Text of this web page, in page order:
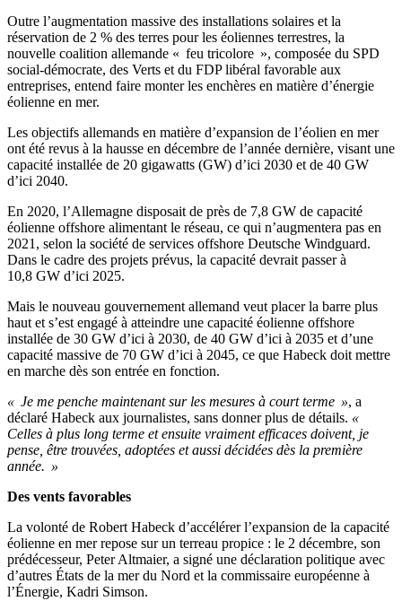
Outre l’augmentation massive des installations solaires et la
réservation de 2 % des terres pour les éoliennes terrestres, la
nouvelle coalition allemande « feu tricolore », composée du SPD
social-démocrate, des Verts et du FDP libéral favorable aux
entreprises, entend faire monter les enchères en matière d’énergie
éolienne en mer.
Les objectifs allemands en matière d’expansion de l’éolien en mer
ont été revus à la hausse en décembre de l’année dernière, visant une
capacité installée de 20 gigawatts (GW) d’ici 2030 et de 40 GW
d’ici 2040.
En 2020, l’Allemagne disposait de près de 7,8 GW de capacité
éolienne offshore alimentant le réseau, ce qui n’augmentera pas en
2021, selon la société de services offshore Deutsche Windguard.
Dans le cadre des projets prévus, la capacité devrait passer à
10,8 GW d’ici 2025.
Mais le nouveau gouvernement allemand veut placer la barre plus
haut et s’est engagé à atteindre une capacité éolienne offshore
installée de 30 GW d’ici à 2030, de 40 GW d’ici à 2035 et d’une
capacité massive de 70 GW d’ici à 2045, ce que Habeck doit mettre
en marche dès son entrée en fonction.
« Je me penche maintenant sur les mesures à court terme », a
déclaré Habeck aux journalistes, sans donner plus de détails. «
Celles à plus long terme et ensuite vraiment efficaces doivent, je
pense, être trouvées, adoptées et aussi décidées dès la première
année. »
Des vents favorables
La volonté de Robert Habeck d’accélérer l’expansion de la capacité
éolienne en mer repose sur un terreau propice : le 2 décembre, son
prédécesseur, Peter Altmaier, a signé une déclaration politique avec
d’autres États de la mer du Nord et la commissaire européenne à
l’Énergie, Kadri Simson.